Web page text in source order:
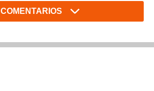
COMENTARIOS